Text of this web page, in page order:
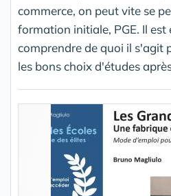
commerce, on peut vite se
formation initiale, PGE. Il est
comprendre de quoi il s'agit
les bons choix d'études